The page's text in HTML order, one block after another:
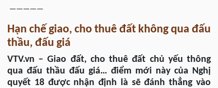
—————
Hạn chế giao, cho thuê đất không qua đấu
thầu, đấu giá
VTV.vn – Giao đất, cho thuê đất chủ yếu thông
qua đấu thầu đấu giá… điểm mới này của Nghị
quyết 18 được nhận định là sẽ đánh thẳng vào